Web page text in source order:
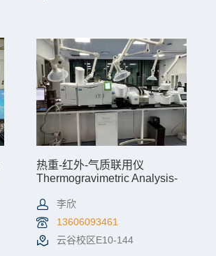
热重-红外-气质联用仪
Thermogravimetric Analysis-
Gas Chromatography-Mass
Spectrometry
李欣
13606093461
云谷校区E10-144